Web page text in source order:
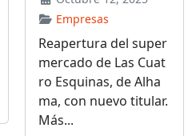
Empresas
Reapertura del super
mercado de Las Cuat
ro Esquinas, de Alha
ma, con nuevo titular.
Más...